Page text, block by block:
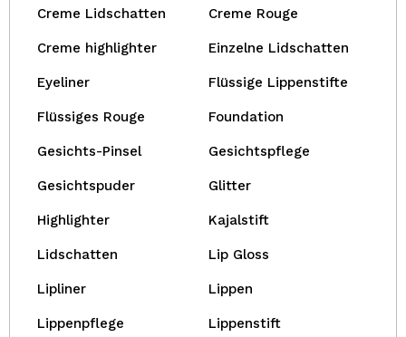
Creme Lidschatten Creme Rouge
Creme highlighter Einzelne Lidschatten
Eyeliner Flüssige Lippenstifte
Flüssiges Rouge Foundation
Gesichts-Pinsel Gesichtspflege
Gesichtspuder Glitter
Highlighter Kajalstift
Lidschatten Lip Gloss
Lipliner Lippen
Lippenpflege Lippenstift